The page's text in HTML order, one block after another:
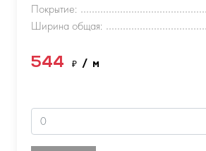
Покрытие:
Ширина общая:
544 ₽ / м